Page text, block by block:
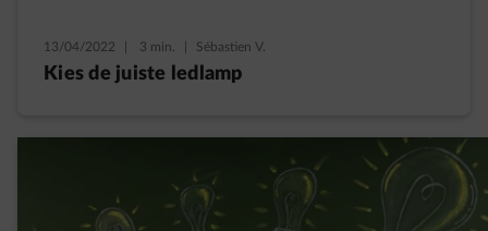
13/04/2022 3 min. Sébastien V.
Kies de juiste ledlamp